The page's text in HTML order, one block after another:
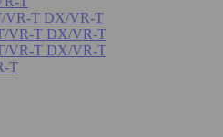
VR-T DX/VR-T
VR-T DX/VR-T
VR-T DX/VR-T
T